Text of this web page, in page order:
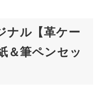
ナル【革ケー
＆筆ペンセッ